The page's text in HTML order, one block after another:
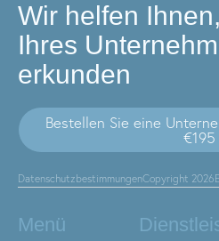
Wir helfen
Ihres
erkunden
Bestellen Sie eine
€195
DatenschutzbestimmungenCopyright 2026
Menü